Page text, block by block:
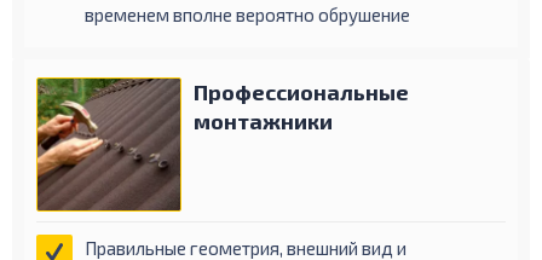
временем вполне вероятно обрушение
Профессиональные
монтажники
Правильные геометрия, внешний вид и